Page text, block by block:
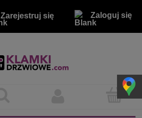
Zarejestruj się Zaloguj się